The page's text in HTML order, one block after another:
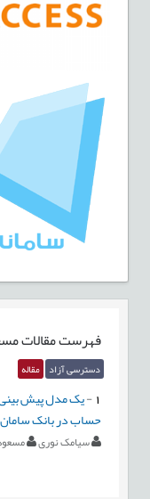
فهرست مقالات
دسترسی آزاد مقاله
-یک مدل پیش بینی
حساب در بانک سامان
سیامک نوری